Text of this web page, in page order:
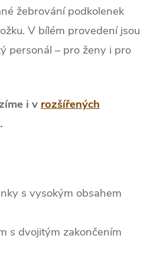
žebrování podkolenek
V bílém provedení jsou
personál – pro ženy i pro
i v rozšířených
.
s vysokým obsahem
s dvojitým zakončením